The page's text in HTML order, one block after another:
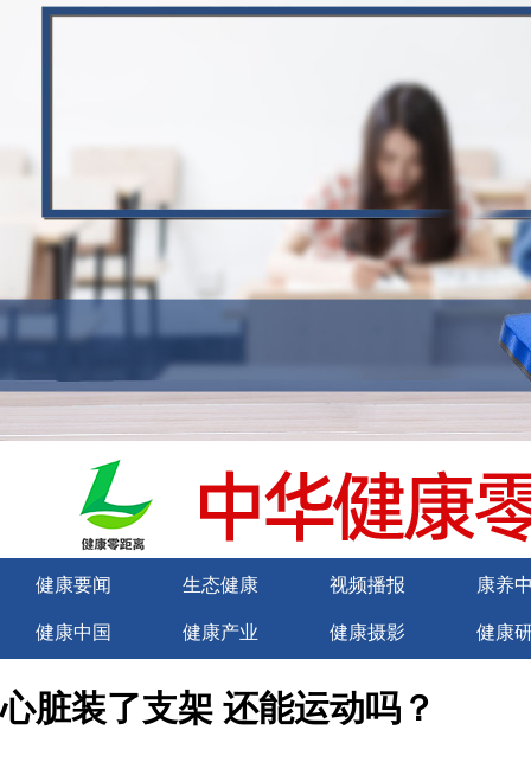
健康要闻 生态健康 视频播报 康养
健康中国 健康产业 健康摄影 健康
心脏装了支架 还能运动吗？